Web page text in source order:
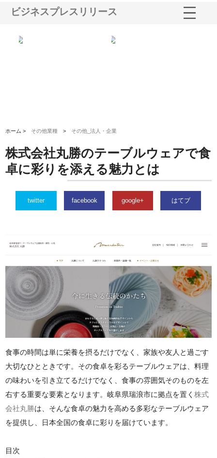
ビジネスプレスリリース
ホーム > その他業種 > その他_法人・企業
株式会社丸勝のテーブルウェアで食
卓に彩りを添える魅力とは
twitter facebook google+ はてブ
食事の時間は単に栄養を摂るだけでなく、家族や友人と過ごす
大切なひとときです。その食卓を彩るテーブルウェアは、料理
の味わいを引き立てるだけでなく、食事の雰囲気そのものを左
右する重要な要素となります。岐阜県瑞浪市に拠点を置く株式
会社丸勝は、そんな食卓の魅力を高める多彩なテーブルウェア
を提供し、日本全国の食卓に彩りを届けています。
目次